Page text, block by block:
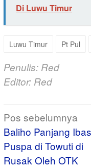
Di Luwu Timur
Luwu Timur Pt Pul
Penulis: Red
Editor: Red
Navigasi
pos
Pos sebelumnya
Baliho Panjang
Puspa di Towuti di
Rusak Oleh OTK